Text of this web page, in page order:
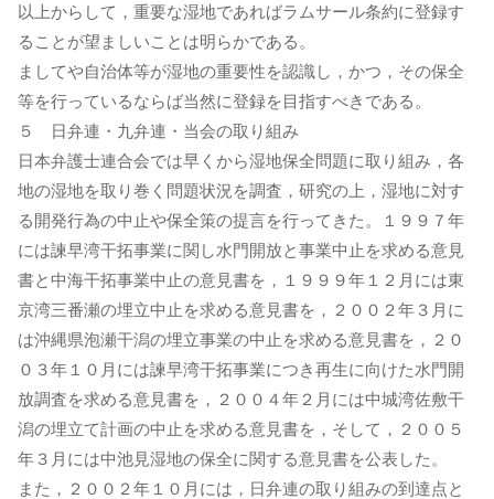
以上からして，重要な湿地であればラムサール条約に登録す
ることが望ましいことは明らかである。
ましてや自治体等が湿地の重要性を認識し，かつ，その保全
等を行っているならば当然に登録を目指すべきである。
５ 日弁連・九弁連・当会の取り組み
日本弁護士連合会では早くから湿地保全問題に取り組み，各
地の湿地を取り巻く問題状況を調査，研究の上，湿地に対す
る開発行為の中止や保全策の提言を行ってきた。１９９７年
には諫早湾干拓事業に関し水門開放と事業中止を求める意見
書と中海干拓事業中止の意見書を，１９９９年１２月には東
京湾三番瀬の埋立中止を求める意見書を，２００２年３月に
は沖縄県泡瀬干潟の埋立事業の中止を求める意見書を，２０
０３年１０月には諫早湾干拓事業につき再生に向けた水門開
放調査を求める意見書を，２００４年２月には中城湾佐敷干
潟の埋立て計画の中止を求める意見書を，そして，２００５
年３月には中池見湿地の保全に関する意見書を公表した。
また，２００２年１０月には，日弁連の取り組みの到達点と